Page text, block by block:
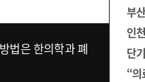
회사소개 법적고지
법은 한의학과 폐
부
인
단
“